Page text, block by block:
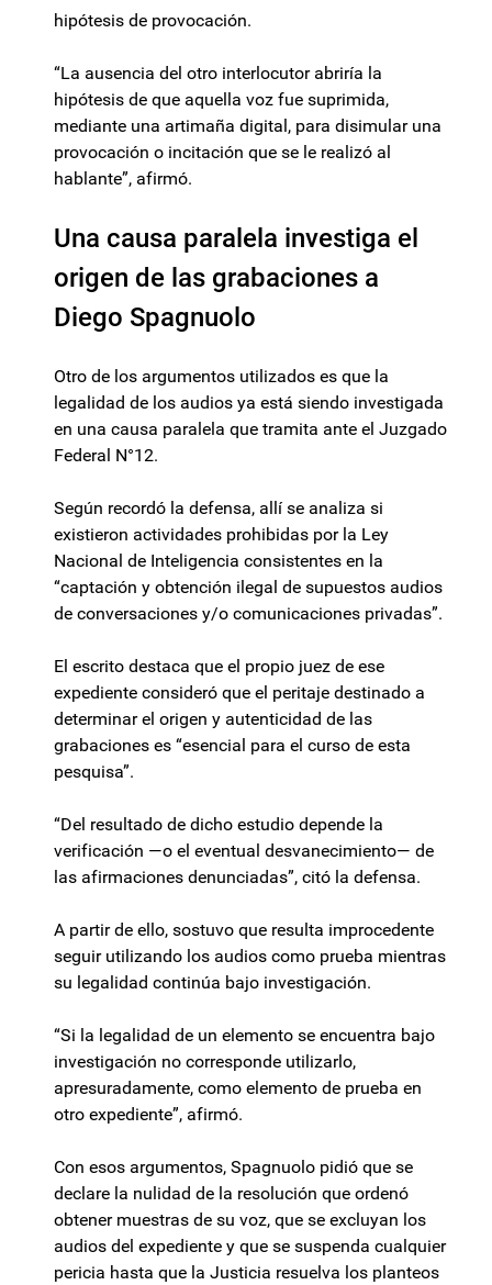
hipótesis de provocación.
“La ausencia del otro interlocutor abriría la
hipótesis de que aquella voz fue suprimida,
mediante una artimaña digital, para disimular una
provocación o incitación que se le realizó al
hablante”, afirmó.
Una causa paralela investiga el
origen de las grabaciones a
Diego Spagnuolo
Otro de los argumentos utilizados es que la
legalidad de los audios ya está siendo investigada
en una causa paralela que tramita ante el Juzgado
Federal N°12.
Según recordó la defensa, allí se analiza si
existieron actividades prohibidas por la Ley
Nacional de Inteligencia consistentes en la
“captación y obtención ilegal de supuestos audios
de conversaciones y/o comunicaciones privadas”.
El escrito destaca que el propio juez de ese
expediente consideró que el peritaje destinado a
determinar el origen y autenticidad de las
grabaciones es “esencial para el curso de esta
pesquisa”.
“Del resultado de dicho estudio depende la
verificación —o el eventual desvanecimiento— de
las afirmaciones denunciadas”, citó la defensa.
A partir de ello, sostuvo que resulta improcedente
seguir utilizando los audios como prueba mientras
su legalidad continúa bajo investigación.
“Si la legalidad de un elemento se encuentra bajo
investigación no corresponde utilizarlo,
apresuradamente, como elemento de prueba en
otro expediente”, afirmó.
Con esos argumentos, Spagnuolo pidió que se
declare la nulidad de la resolución que ordenó
obtener muestras de su voz, que se excluyan los
audios del expediente y que se suspenda cualquier
pericia hasta que la Justicia resuelva los planteos